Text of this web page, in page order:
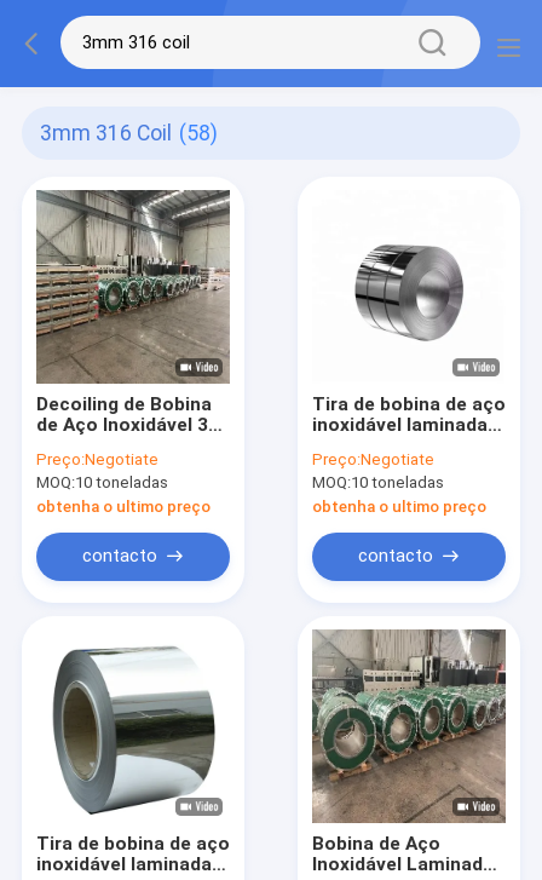
3mm 316 Coil (58)
Decoiling de Bobina
de Aço Inoxidável 301
0.3mm-3mm ASTM
Preço:Negotiate
MOQ:10 toneladas
obtenha o ultimo preço
contacto
Tira de bobina de aço
inoxidável laminada a
0,3 mm
Preço:Negotiate
MOQ:10 toneladas
obtenha o ultimo preço
contacto
Tira de bobina de aço
inoxidável laminada a
Bobina de Aço
Inoxidável Laminada